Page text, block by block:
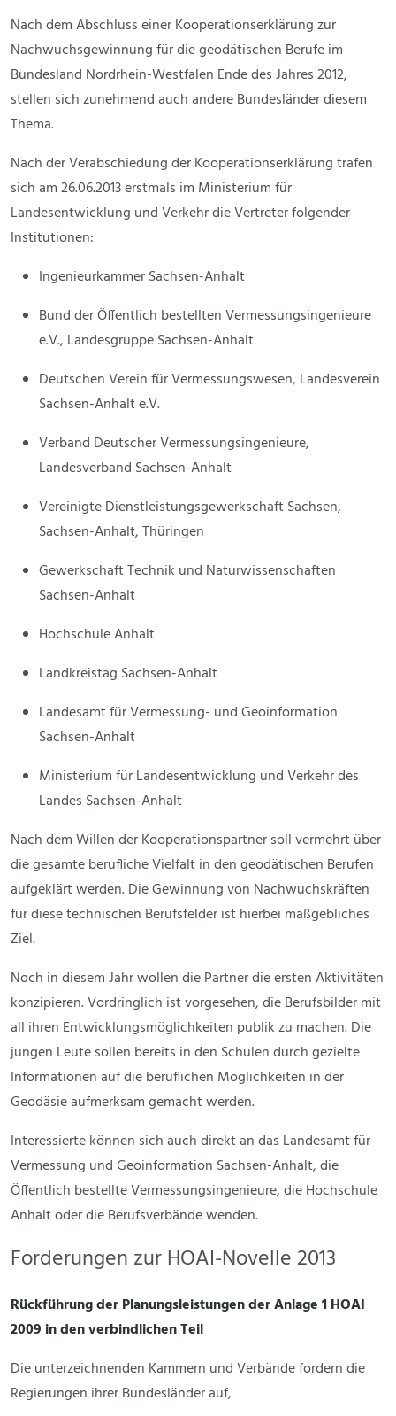
Nach dem Abschluss einer Kooperationserklärung zur
Nachwuchsgewinnung für die geodätischen Berufe im
Bundesland Nordrhein-Westfalen Ende des Jahres 2012,
stellen sich zunehmend auch andere Bundesländer diesem
Thema.
Nach der Verabschiedung der Kooperationserklärung trafen
sich am 26.06.2013 erstmals im Ministerium für
Landesentwicklung und Verkehr die Vertreter folgender
Institutionen:
Ingenieurkammer Sachsen-Anhalt
Bund der Öffentlich bestellten Vermessungsingenieure
e.V., Landesgruppe Sachsen-Anhalt
Deutschen Verein für Vermessungswesen, Landesverein
Sachsen-Anhalt e.V.
Verband Deutscher Vermessungsingenieure,
Landesverband Sachsen-Anhalt
Vereinigte Dienstleistungsgewerkschaft Sachsen,
Sachsen-Anhalt, Thüringen
Gewerkschaft Technik und Naturwissenschaften
Sachsen-Anhalt
Hochschule Anhalt
Landkreistag Sachsen-Anhalt
Landesamt für Vermessung- und Geoinformation
Sachsen-Anhalt
Ministerium für Landesentwicklung und Verkehr des
Landes Sachsen-Anhalt
Nach dem Willen der Kooperationspartner soll vermehrt über
die gesamte berufliche Vielfalt in den geodätischen Berufen
aufgeklärt werden. Die Gewinnung von Nachwuchskräften
für diese technischen Berufsfelder ist hierbei maßgebliches
Ziel.
Noch in diesem Jahr wollen die Partner die ersten Aktivitäten
konzipieren. Vordringlich ist vorgesehen, die Berufsbilder mit
all ihren Entwicklungsmöglichkeiten publik zu machen. Die
jungen Leute sollen bereits in den Schulen durch gezielte
Informationen auf die beruflichen Möglichkeiten in der
Geodäsie aufmerksam gemacht werden.
Interessierte können sich auch direkt an das Landesamt für
Vermessung und Geoinformation Sachsen-Anhalt, die
Öffentlich bestellte Vermessungsingenieure, die Hochschule
Anhalt oder die Berufsverbände wenden.
Forderungen zur HOAI-Novelle 2013
Rückführung der Planungsleistungen der Anlage 1 HOAI
2009 in den verbindlichen Teil
Die unterzeichnenden Kammern und Verbände fordern die
Regierungen ihrer Bundesländer auf,